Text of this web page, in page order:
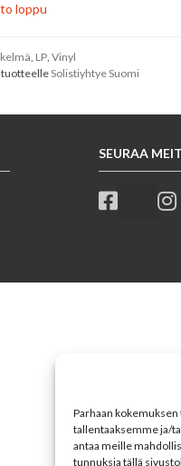
Parhaan
tallentaaksemme ja/
antaa meille
tunnuksia tällä
loppu
LP, Vinyl
tuotteelleSolistiyhtye Suomi
SEURAA